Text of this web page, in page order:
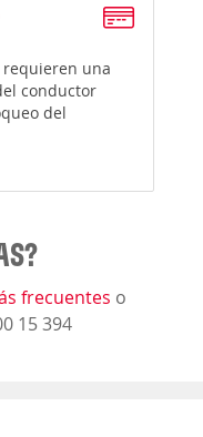
requieren una
conductor
del
frecuentes o
15 394